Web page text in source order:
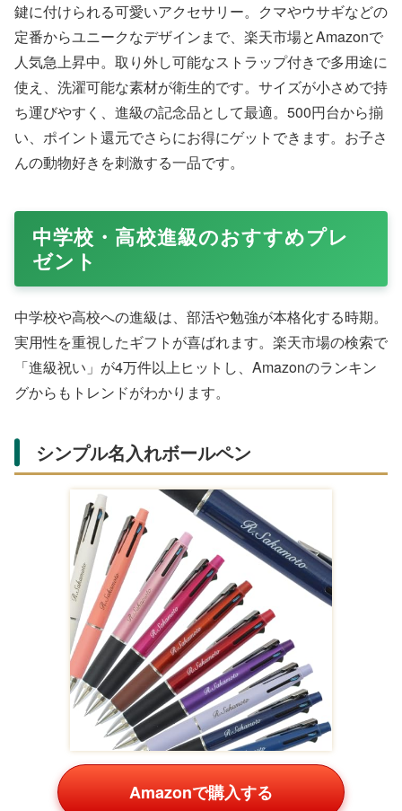
鍵に付けられる可愛いアクセサリー。クマやウサギなどの
定番からユニークなデザインまで、楽天市場とAmazonで
人気急上昇中。取り外し可能なストラップ付きで多用途に
使え、洗濯可能な素材が衛生的です。サイズが小さめで持
ち運びやすく、進級の記念品として最適。500円台から揃
い、ポイント還元でさらにお得にゲットできます。お子さ
んの動物好きを刺激する一品です。
中学校・高校進級のおすすめプレ
ゼント
中学校や高校への進級は、部活や勉強が本格化する時期。
実用性を重視したギフトが喜ばれます。楽天市場の検索で
「進級祝い」が4万件以上ヒットし、Amazonのランキン
グからもトレンドがわかります。
シンプル名入れボールペン
Amazonで購入する